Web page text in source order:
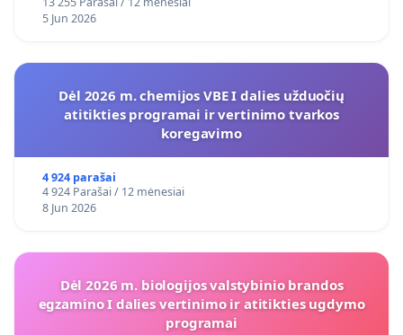
5 Jun 2026
Dėl 2026 m. chemijos VBE I dalies užduočių
atitikties programai ir vertinimo tvarkos
koregavimo
4 924 parašai
4 924 Parašai / 12 mėnesiai
8 Jun 2026
Dėl 2026 m. biologijos valstybinio brandos
egzamino I dalies vertinimo ir atitikties ugdymo
programai